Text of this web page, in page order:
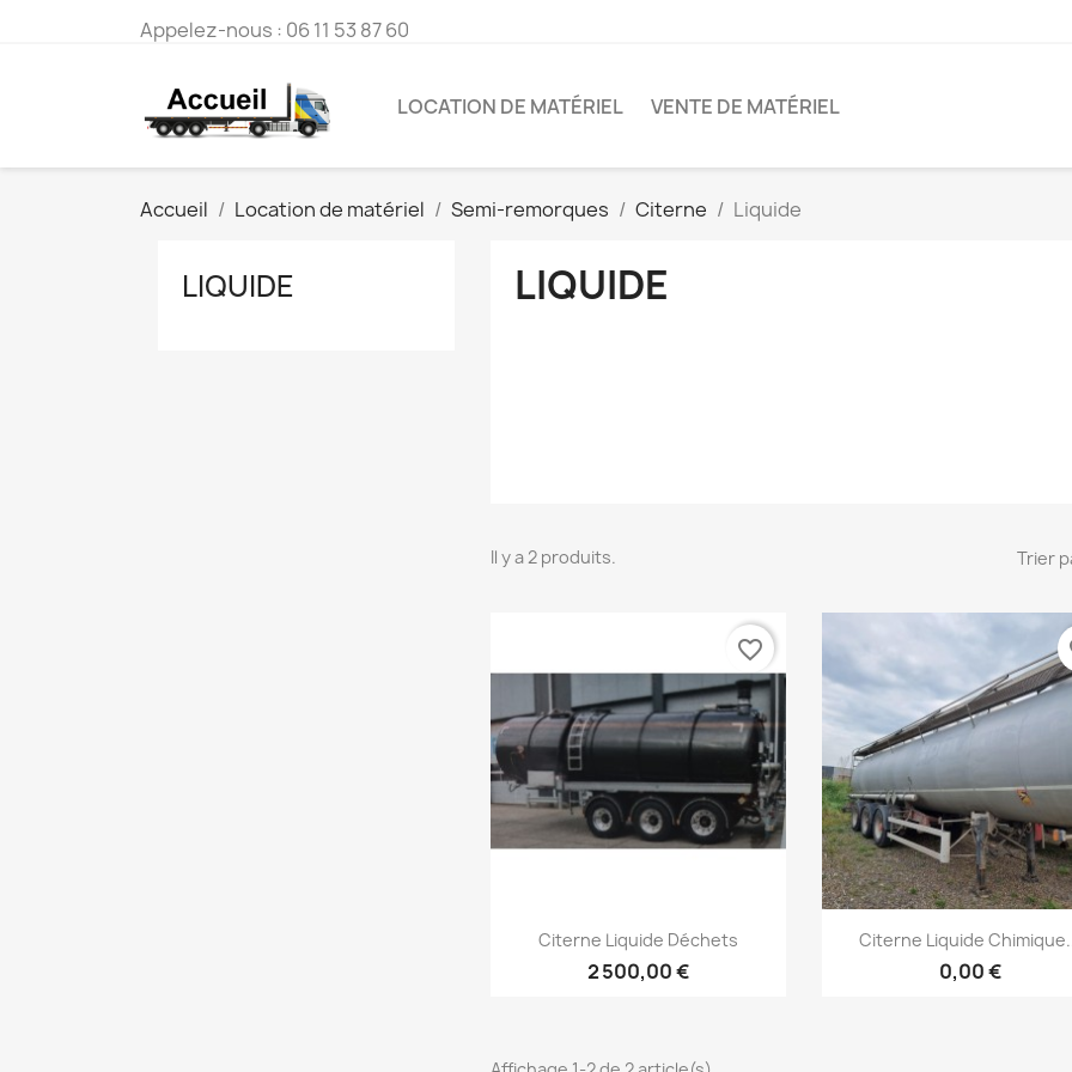
Appelez-nous : 06 11 53 87 60
LOCATION DE MATÉRIEL VENTE DE MATÉRIEL
Accueil Location de matériel Semi-remorques Citerne Liquide
LIQUIDE LIQUIDE
Il y a 2 produits. Trier
Aperçu rapide
Citerne Liquide Déchets
2 500,00 €
favorite_border
Aperçu rapide
Citerne Liquide
0,00 €